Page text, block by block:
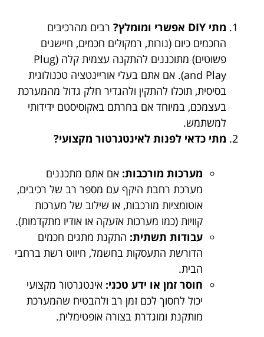
מתי DIY אפשרי ומומלץ?
רבים מהרכיבים
החכמים כיום (נורות, רמקולים חכמים, חיישנים
פשוטים) מתוכננים להתקנה עצמית קלה (Plug
and Play). אם אתם בעלי אוריינטציה טכנולוגית
בסיסית, תוכלו להתקין ולהגדיר חלק גדול מהמערכת
בעצמכם, במיוחד אם בחרתם באקוסיסטם ידידותי
למשתמש.
מתי כדאי לפנות לאינטגרטור מקצועי?
מערכות מורכבות: אם אתם מתכננים
מערכת רחבת היקף עם מספר רב של רכיבים,
אוטומציות מורכבות, או שילוב של מערכות
קוויות (כמו מערכות אזעקה או אודיו מתקדמות).
עבודות תשתית: התקנת מתגים חכמים
הדורשת התעסקות בחשמל, חיווט רשת ברחבי
הבית.
חוסר זמן או ידע טכני: אינטגרטור מקצועי
יכול לחסוך לכם זמן רב ולהבטיח שהמערכת
מותקנת ומוגדרת בצורה אופטימלית.